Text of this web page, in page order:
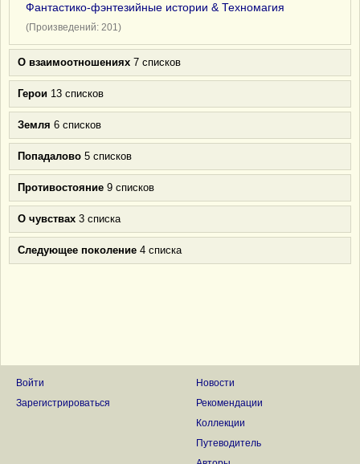
Фантастико-фэнтезийные истории & Техномагия
(Произведений: 201)
О взаимоотношениях 7 списков
Герои 13 списков
Земля 6 списков
Попадалово 5 списков
Противостояние 9 списков
О чувствах 3 списка
Следующее поколение 4 списка
Войти
Зарегистрироваться
Новости
Рекомендации
Коллекции
Путеводитель